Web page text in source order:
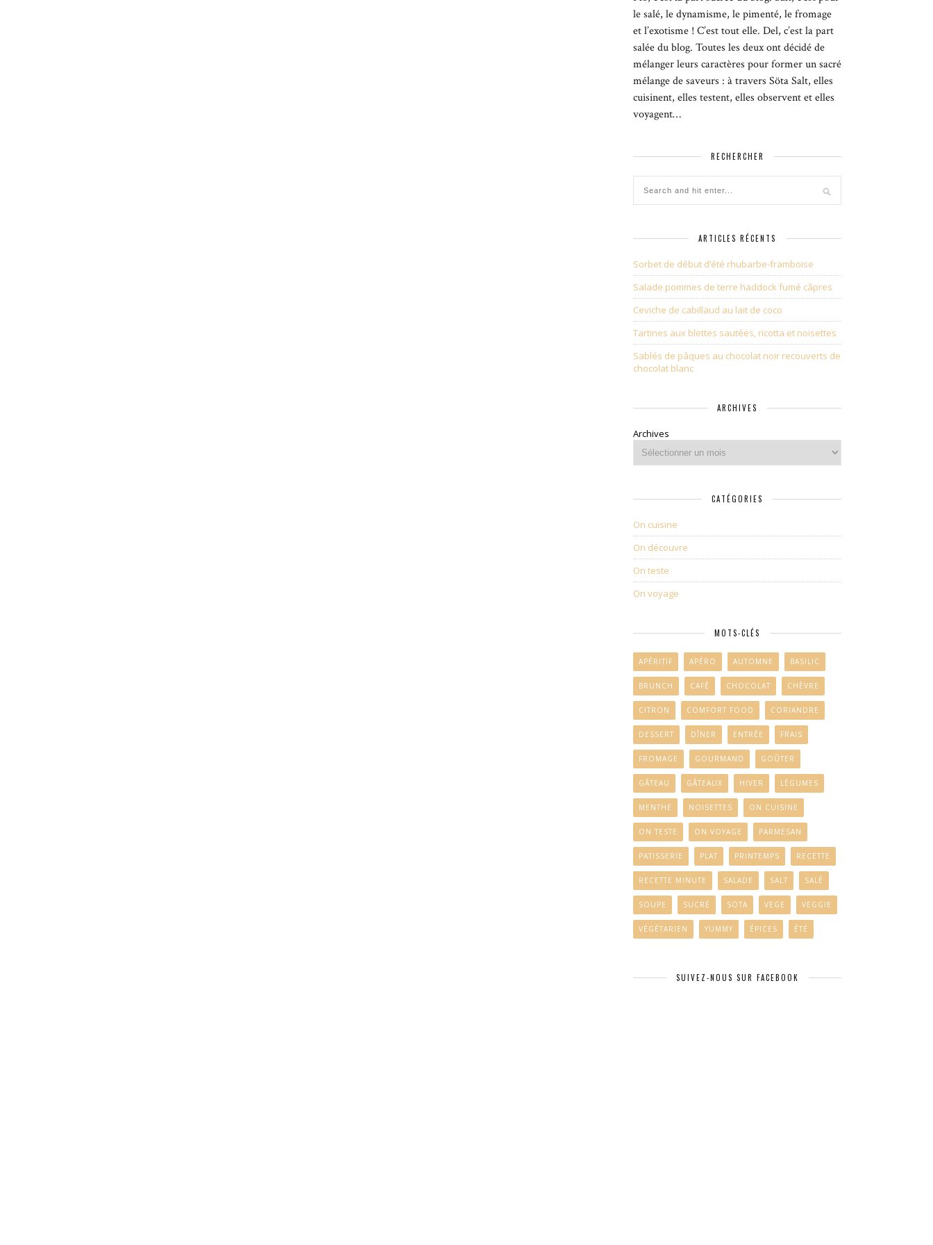
le salé, le dynamisme, le pimenté, le fromage
et l’exotisme ! C’est tout elle. Del, c’est la part
salée du blog. Toutes les deux ont décidé de
mélanger leurs caractères pour former un sacré
mélange de saveurs : à travers Söta Salt, elles
cuisinent, elles testent, elles observent et elles
voyagent…
RECHERCHER
ARTICLES RÉCENTS
Sorbet de début d’été rhubarbe-framboise
Salade pommes de terre haddock fumé câpres
Ceviche de cabillaud au lait de coco
Tartines aux blettes sautées, ricotta et noisettes
Sablés de pâques au chocolat noir recouverts de
chocolat blanc
ARCHIVES
Archives
CATÉGORIES
On cuisine
On découvre
On teste
On voyage
MOTS-CLÉS
APÉRITIF APÉRO AUTOMNE BASILIC
BRUNCH CAFÉ CHOCOLAT CHÈVRE
CITRON COMFORT FOOD CORIANDRE
DESSERT DÎNER ENTRÉE FRAIS
FROMAGE GOURMAND GOÛTER
GÂTEAU GÂTEAUX HIVER LÉGUMES
MENTHE NOISETTES ON CUISINE
ON TESTE ON VOYAGE PARMESAN
PATISSERIE PLAT PRINTEMPS RECETTE
RECETTE MINUTE SALADE SALT SALÉ
SOUPE SUCRÉ SÖTA VEGE VEGGIE
VÉGÉTARIEN YUMMY ÉPICES ÉTÉ
SUIVEZ-NOUS SUR FACEBOOK